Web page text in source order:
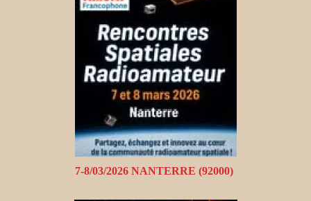
7-8/03/2026 NANTERRE (92000)